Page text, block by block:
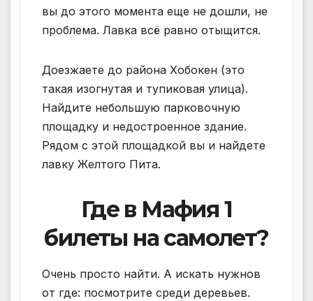
вы до этого момента еще не дошли, не
проблема. Лавка всё равно отыщится.
Доезжаете до района Хобокен (это
такая изогнутая и тупиковая улица).
Найдите небольшую парковочную
площадку и недостроенное здание.
Рядом с этой площадкой вы и найдете
лавку Желтого Пита.
Где в Мафия 1
билеты на самолет?
Очень просто найти. А искать нужнов
от где: посмотрите среди деревьев.